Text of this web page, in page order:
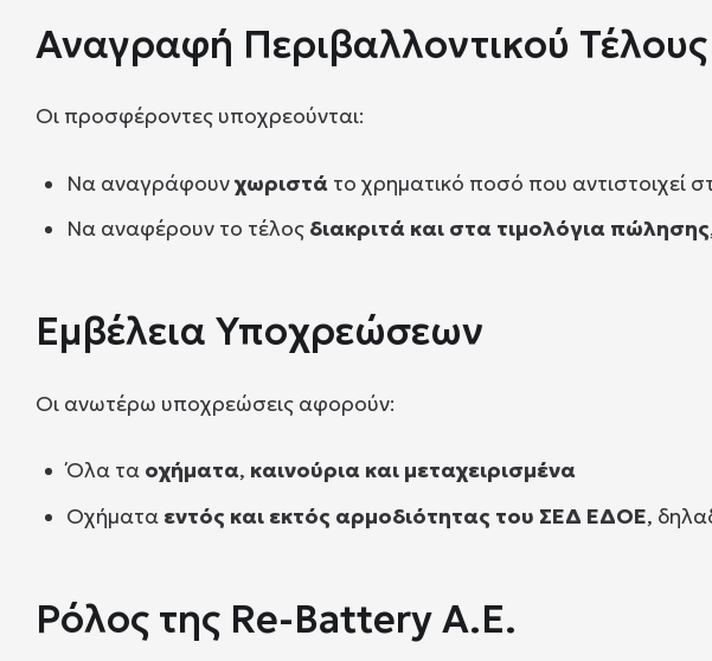
Αναγραφή Περιβαλλοντικού Τέλους
Οι προσφέροντες υποχρεούνται:
Να αναγράφουνχωριστά το χρηματικό ποσό που αντιστοιχεί
Να αναφέρουν το τέλος διακριτά και στα τιμολόγια πώλησης
Εμβέλεια Υποχρεώσεων
Οι ανωτέρω υποχρεώσεις αφορούν:
Όλα τα οχήματα, καινούρια και μεταχειρισμένα
Οχήματα εντός και εκτός αρμοδιότητας του ΣΕΔ ΕΔΟΕ,
Ρόλος της Re-Battery Α.Ε.